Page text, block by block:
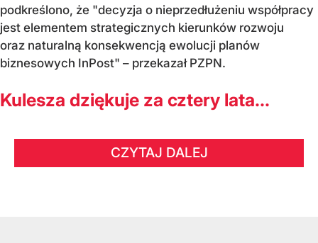
podkreślono, że "decyzja o nieprzedłużeniu współpracy
jest elementem strategicznych kierunków rozwoju
oraz naturalną konsekwencją ewolucji planów
biznesowych InPost" – przekazał PZPN.
Kulesza dziękuje za cztery lata...
CZYTAJ DALEJ